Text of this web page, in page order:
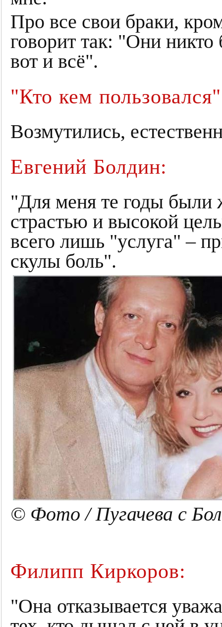
Про все свои браки,
говорит так: "Они
вот и всё".
"Кто кем
Возмутились,
Евгений Болдин:
"Для меня те годы были
страстью и высокой
всего лишь "услуга" –
скулы боль".
© Фото / Пугачева с
Филипп Киркоров:
"Она отказывается